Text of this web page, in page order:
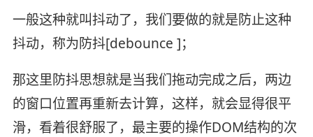
一般这种就叫抖动了，我们要做的就是防止这种
抖动，称为防抖[debounce ]；
那这里防抖思想就是当我们拖动完成之后，两边
的窗口位置再重新去计算，这样，就会显得很平
滑，看着很舒服了，最主要的操作DOM结构的次